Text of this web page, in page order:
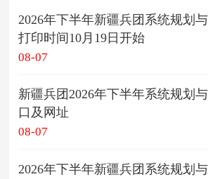
2026年下半年新疆兵团系统规划
打印时间10月19日开始
08-07
新疆兵团2026年下半年系统规划
口及网址
08-07
2026年下半年新疆兵团系统规划